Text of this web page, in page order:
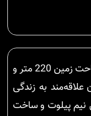
فروش ویلا سنددار دو خوابه نیم پیلوت با مساحت زمین 220 متر و
علاقه‌مند به زندگی
نیم پیلوت و ساخت